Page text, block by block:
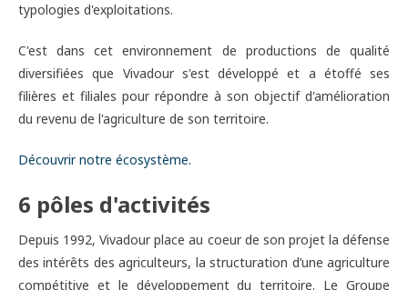
typologies d'exploitations.
C'est dans cet environnement de productions de qualité
diversifiées que Vivadour s'est développé et a étoffé ses
filières et filiales pour répondre à son objectif d'amélioration
du revenu de l'agriculture de son territoire.
Découvrir notre écosystème.
6 pôles d'activités
Depuis 1992, Vivadour place au coeur de son projet la défense
des intérêts des agriculteurs, la structuration d’une agriculture
compétitive et le développement du territoire. Le Groupe